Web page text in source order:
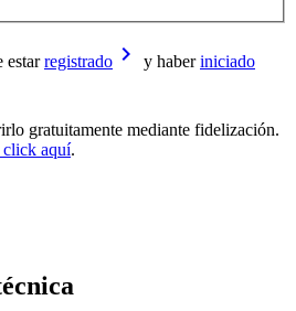
estarregistrado keyboard_arrow_right y haberiniciado
gratuitamente mediante fidelización.
click aquí.